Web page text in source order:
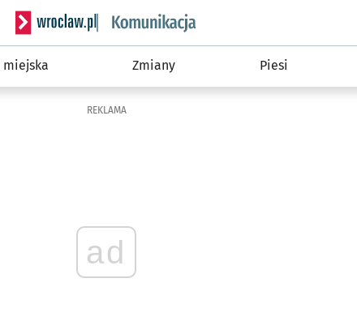
Serwis informacyjny wroclaw.pl podserwis: Komunikacja
miejska Zmiany Piesi
REKLAMA
ad